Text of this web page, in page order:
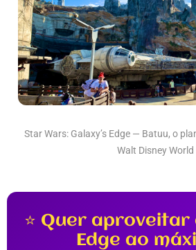
Star Wars: Galaxy’s Edge — Batuu, o
Walt Disney World
⭐ Quer aproveitar
Edge ao